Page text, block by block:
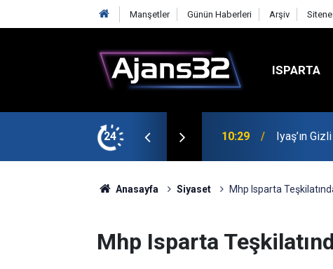
Manşetler Günün Haberleri Arşiv
ISPARTA
24 00:52 Isparta'da
Anasayfa Siyaset Mhp Isparta
Mhp Isparta